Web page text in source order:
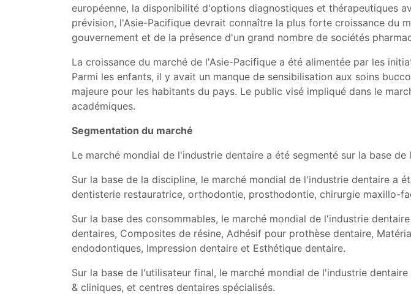
européenne, la disponibilité d'options diagnostiques et thérapeutiques
prévision, l'Asie-Pacifique devrait connaître la plus forte croissance du
gouvernement et de la présence d'un grand nombre de sociétés
La croissance du marché de l'Asie-Pacifique a été alimentée par les
Parmi les enfants, il y avait un manque de sensibilisation aux soins
majeure pour les habitants du pays. Le public visé impliqué dans le
académiques.
Segmentation du marché
Le marché mondial de l'industrie dentaire a été segmenté sur la base
Sur la base de la discipline, le marché mondial de l'industrie dentaire a
dentisterie restauratrice, orthodontie, prosthodontie, chirurgie maxillo-
Sur la base des consommables, le marché mondial de l'industrie
dentaires, Composites de résine, Adhésif pour prothèse dentaire,
endodontiques, Impression dentaire et Esthétique dentaire.
Sur la base de l'utilisateur final, le marché mondial de l'industrie
& cliniques, et centres dentaires spécialisés.